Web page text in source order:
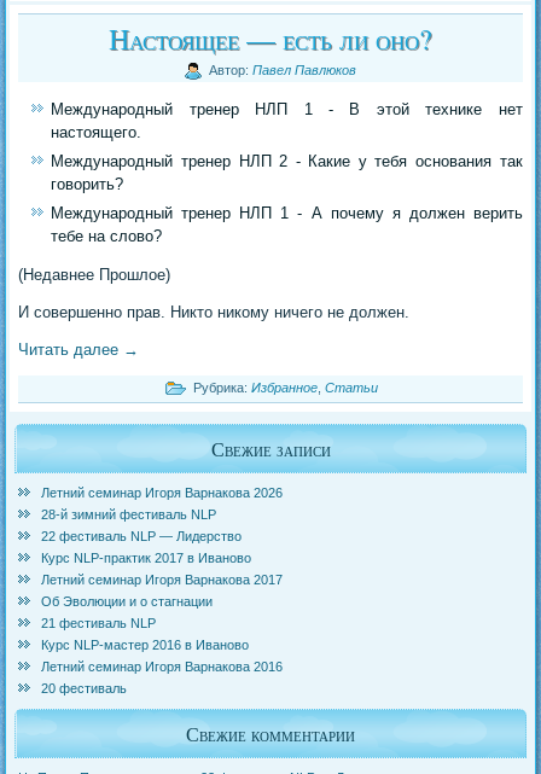
Настоящее — есть ли оно?
Автор: Павел Павлюков
Международный тренер НЛП 1 - В этой технике нет
настоящего.
Международный тренер НЛП 2 - Какие у тебя основания так
говорить?
Международный тренер НЛП 1 - А почему я должен верить
тебе на слово?
(Недавнее Прошлое)
И совершенно прав. Никто никому ничего не должен.
Читать далее →
Рубрика: Избранное, Статьи
Свежие записи
Летний семинар Игоря Варнакова 2026
28-й зимний фестиваль NLP
22 фестиваль NLP — Лидерство
Курс NLP-практик 2017 в Иваново
Летний семинар Игоря Варнакова 2017
Об Эволюции и о стагнации
21 фестиваль NLP
Курс NLP-мастер 2016 в Иваново
Летний семинар Игоря Варнакова 2016
20 фестиваль
Свежие комментарии